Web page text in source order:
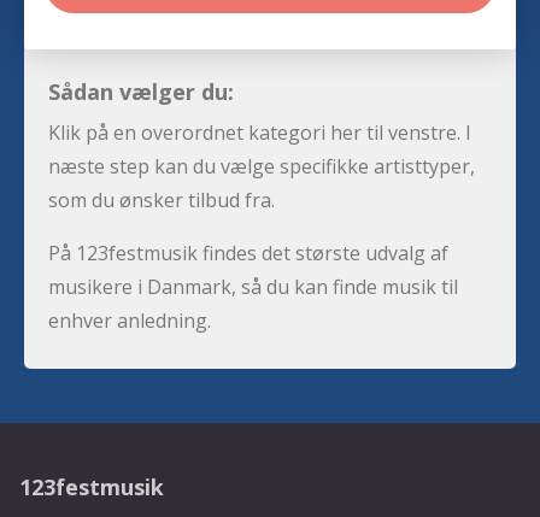
Sådan vælger du:
Klik på en overordnet kategori her til venstre. I
næste step kan du vælge specifikke artisttyper,
som du ønsker tilbud fra.
På 123festmusik findes det største udvalg af
musikere i Danmark, så du kan finde musik til
enhver anledning.
123festmusik